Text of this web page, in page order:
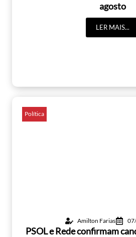
agosto
LER MAIS...
Política
Amilton Farias
PSOL e Rede confirmam